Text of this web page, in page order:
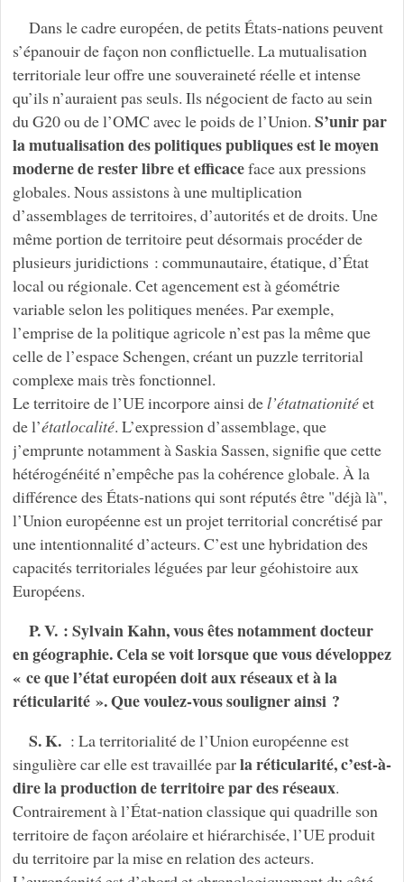
Dans le cadre européen, de petits États-nations peuvent
s’épanouir de façon non conflictuelle. La mutualisation
territoriale leur offre une souveraineté réelle et intense
qu’ils n’auraient pas seuls. Ils négocient de facto au sein
du G20 ou de l’OMC avec le poids de l’Union. S’unir par
la mutualisation des politiques publiques est le moyen
moderne de rester libre et efficaceface aux pressions
globales. Nous assistons à une multiplication
d’assemblages de territoires, d’autorités et de droits. Une
même portion de territoire peut désormais procéder de
plusieurs juridictions : communautaire, étatique, d’État
local ou régionale. Cet agencement est à géométrie
variable selon les politiques menées. Par exemple,
l’emprise de la politique agricole n’est pas la même que
celle de l’espace Schengen, créant un puzzle territorial
complexe mais très fonctionnel.
Le territoire de l’UE incorpore ainsi del’étatnationitéet
de l’étatlocalité. L’expression d’assemblage, que
j’emprunte notamment à Saskia Sassen, signifie que cette
hétérogénéité n’empêche pas la cohérence globale. À la
différence des États-nations qui sont réputés être "déjà là",
l’Union européenne est un projet territorial concrétisé par
une intentionnalité d’acteurs. C’est une hybridation des
capacités territoriales léguées par leur géohistoire aux
Européens.
P. V. : Sylvain Kahn, vous êtes notamment docteur
en géographie. Cela se voit lorsque que vous développez
« ce que l’état européen doit aux réseaux et à la
réticularité ». Que voulez-vous souligner ainsi ?
S. K. : La territorialité de l’Union européenne est
singulière car elle est travaillée parla réticularité, c’est-à-
dire la production de territoire par des réseaux.
Contrairement à l’État-nation classique qui quadrille son
territoire de façon aréolaire et hiérarchisée, l’UE produit
du territoire par la mise en relation des acteurs.